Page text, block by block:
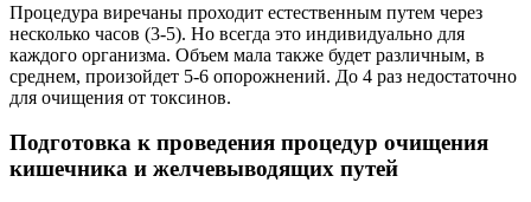
Процедура виречаны проходит естественным путем через
несколько часов (3-5). Но всегда это индивидуально для
каждого организма. Объем мала также будет различным, в
среднем, произойдет 5-6 опорожнений. До 4 раз недостаточно
для очищения от токсинов.
Подготовка к проведения процедур очищения
кишечника и желчевыводящих путей